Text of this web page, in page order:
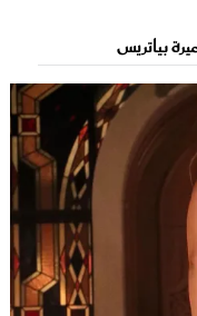
بياتريس